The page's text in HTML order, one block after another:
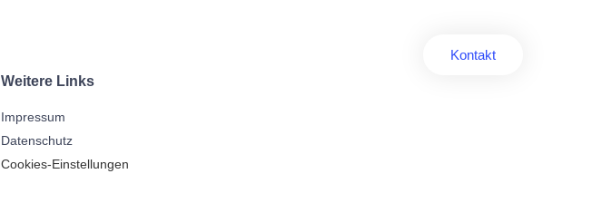
Kontakt
Weitere Links
Impressum
Datenschutz
Cookies-Einstellungen